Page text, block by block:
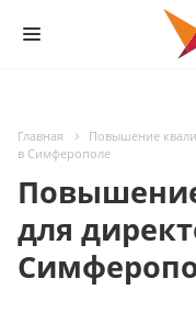
Главная Повышение
в Симферополе
для